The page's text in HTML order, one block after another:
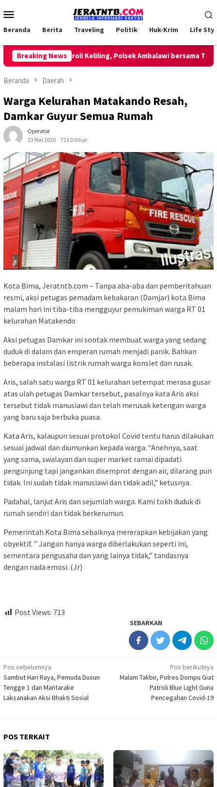
ke
Mobile
Beranda Berita Traveling Politik Huk-Krim Life
Breaking News
Lakukan Patroli Keliling, Polsek Ambalawi bersama TNI dan
Beranda Daerah
Warga Kelurahan Matakando Resah,
Damkar Guyur Semua Rumah
Operator
23 Mei 2020
713 Dilihat
Kota Bima, Jeratntb.com – Tanpa aba-aba dan pemberitahuan
resmi, aksi petugas pemadam kebakaran (Damjar) kota Bima
malam hari ini tiba-tiba mengguyur pemukiman warga RT 01
kelurahan Matakendo
Aksi petugas Damkar ini sontak membuat warga yang sedang
duduk di dalam dan emperan rumah menjadi panik. Bahkan
beberapa instalasi listrik rumah warga konslet dan rusak.
Aris, salah satu warga RT 01 kelurahan setempat merasa gusar
atas ulah petugas Damkar tersebut, pasalnya kata Aris aksi
tersebut tidak manusiawi dan telah merusak ketengan warga
yang baru saja berbuka puasa.
Kata Aris, kalaupun sesuai protokol Covid tentu harus dilakukan
sesuai jadwal dan diumunkan kepada warga. “Anehnya, saat
yang sama, swalayan dan super market ramai dipadati
pengunjung tapi jangankan disemprot dengan air, dilarang pun
tidak. Ini sudah tidak manusiawi dan tidak adil,” ketusnya.
Padahal, lanjut Aris dan sejumlah warga. Kami tokh duduk di
rumah sendiri dan tidak berkerumun.
Pemerintah Kota Bima sebaiknya mererapkan kebijakan yang
obyektif. ” Jangan hanya warga diberlakukan seperti ini,
sementara pengusaha dan yang lainya tidak,” tandasnya
dengan nada emosi. (Jr)
Post Views: 713
SEBARKAN
Navigasi
pos
Pos sebelumnya
Sambut Hari Raya, Pemuda Dusun
Tengge 1 dan Mantarake
Laksanakan Aksi Bhakti Sosial
Pos berikutnya
Malam Takbir, Polres Dompu Giat
Patroli Blue Light Guna
Pencegahan Covid-19
POS TERKAIT